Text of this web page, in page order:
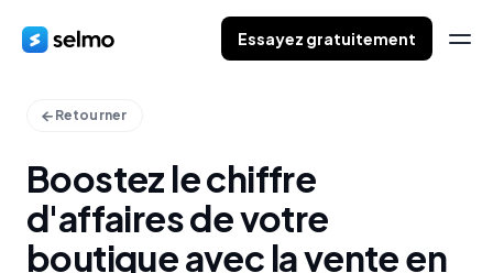
Essayez gratuitement
Retourner
Boostez le chiffre
d'affaires de votre
boutique avec la vente en